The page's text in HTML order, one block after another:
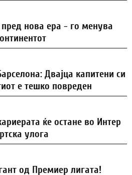
нова ера - го менува
Двајца капитени си
е тешко повреден
ќе остане во Интер
улога
од Премиер лигата!